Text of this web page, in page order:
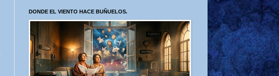
DONDE EL VIENTO HACE BUÑUELOS.